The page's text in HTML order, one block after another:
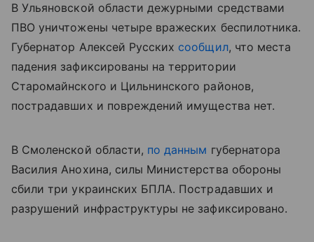
В Ульяновской области дежурными средствами
ПВО уничтожены четыре вражеских беспилотника.
Губернатор Алексей Русских сообщил, что места
падения зафиксированы на территории
Старомайнского и Цильнинского районов,
пострадавших и повреждений имущества нет.
В Смоленской области, по данным губернатора
Василия Анохина, силы Министерства обороны
сбили три украинских БПЛА. Пострадавших и
разрушений инфраструктуры не зафиксировано.